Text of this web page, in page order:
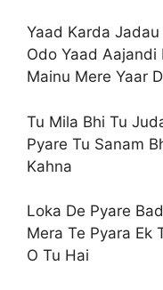
Yaad Karda
Odo Yaad Aajandi
Mainu Mere Yaar
Tu Mila Bhi Tu
Pyare Tu Sanam
Kahna
Loka De Pyare
Mera Te Pyara Ek
O Tu Hai